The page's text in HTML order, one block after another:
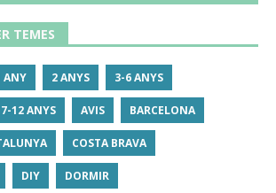
TEMES
ANY 2 ANYS 3-6 ANYS
7-12 ANYS AVIS BARCELONA
COSTA BRAVA
DIY DORMIR